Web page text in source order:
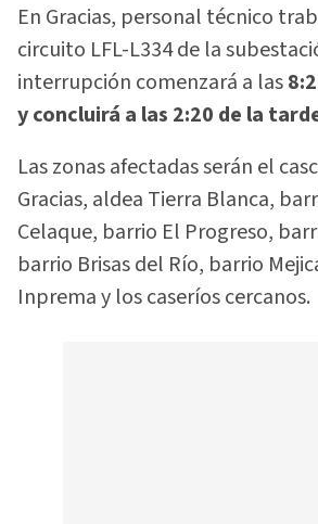
En Gracias, personal técnico
circuito LFL-L334 de la
interrupción comenzará a las
y concluirá a las 2:20 de la
Las zonas afectadas serán el
Gracias, aldea Tierra Blanca,
Celaque, barrio El Progreso,
barrio Brisas del Río, barrio
Inprema y los caseríos cercanos.